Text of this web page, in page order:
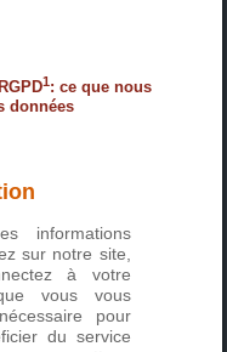
1: ce que nous
données
informations
sur notre site,
à votre
vous vous
pour
du service